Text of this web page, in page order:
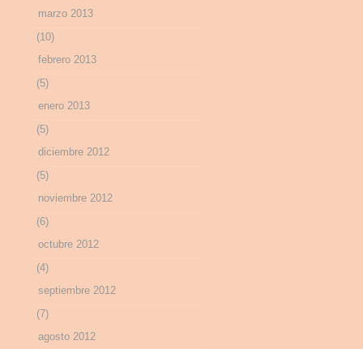
marzo 2013
(10)
febrero 2013
(5)
enero 2013
(5)
diciembre 2012
(5)
noviembre 2012
(6)
octubre 2012
(4)
septiembre 2012
(7)
agosto 2012